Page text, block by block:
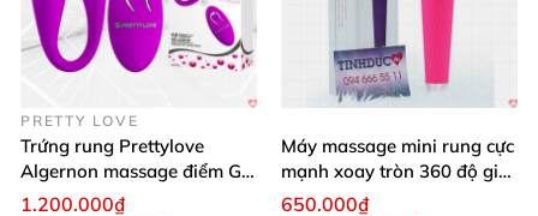
PRETTY LOVE
Trứng rung Prettylove
Algernon massage điểm G
12 chế độ
1.200.000₫
Máy massage mini rung cực
mạnh xoay tròn 360 độ giá
rẻ chất lượng
650.000₫